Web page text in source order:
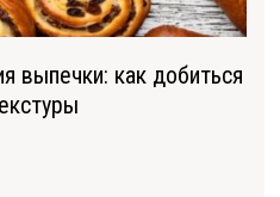
выпечки: как добиться